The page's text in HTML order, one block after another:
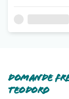
Domande
Teodoro